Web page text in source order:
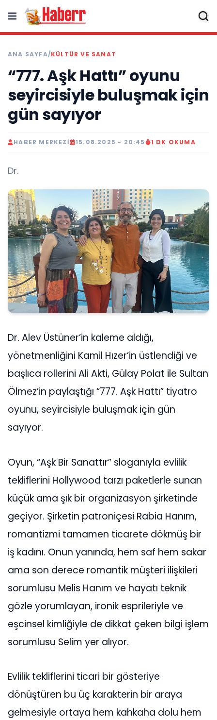
ANA SAYFA/KÜLTÜR VE SANAT
“777. Aşk Hattı” oyunu
seyircisiyle buluşmak için
gün sayıyor
HABER MERKEZI 15.08.2025 - 20:45 1 DK OKUMA
Dr.
Dr. Alev Üstüner’in kaleme aldığı,
yönetmenliğini Kamil Hızer’in üstlendiği ve
başlıca rollerini Ali Akti, Gülay Polat ile Sultan
Ölmez’in paylaştığı “777. Aşk Hattı” tiyatro
oyunu, seyircisiyle buluşmak için gün
sayıyor.
Oyun, “Aşk Bir Sanattır” sloganıyla evlilik
tekliflerini Hollywood tarzı paketlerle sunan
küçük ama şık bir organizasyon şirketinde
geçiyor. Şirketin patroniçesi Rabia Hanım,
romantizmi tamamen ticarete dökmüş bir
iş kadını. Onun yanında, hem saf hem sakar
ama son derece romantik müşteri ilişkileri
sorumlusu Melis Hanım ve hayatı teknik
gözle yorumlayan, ironik esprileriyle ve
eşcinsel kimliğiyle de dikkat çeken bilgi işlem
sorumlusu Selim yer alıyor.
Evlilik tekliflerini ticari bir gösteriye
dönüştüren bu üç karakterin bir araya
gelmesiyle ortaya hem kahkaha dolu hem